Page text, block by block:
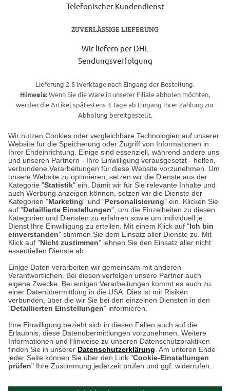
Wir nutzen Cookies oder vergleichbare Technologien auf unserer
Website für die Speicherung oder Zugriff von Informationen in
Ihrer Endeinrichtung. Einige sind essenziell, während andere uns
und unseren Partnern - Ihre Einwilligung vorausgesetzt - helfen,
verbundene Verarbeitungen für diese Website vorzunehmen. Um
unsere Website zu optimieren, setzen wir die Dienste aus der
Kategorie "Statistik" ein. Damit wir für Sie relevante Inhalte und
auch Werbung anzeigen können, setzen wir die Dienste der
Kategorien "Marketing" und "Personalisierung" ein. Klicken Sie
auf "Detaillierte Einstellungen", um die Einzelheiten zu diesen
Kategorien und Diensten zu erfahren sowie um individuell je
Dienst Ihre Einwilligung zu erteilen. Mit einem Klick auf "Ich bin
einverstanden" stimmen Sie dem Einsatz aller Dienste zu. Mit
Klick auf "Nicht zustimmen" lehnen Sie den Einsatz aller nicht
essentiellen Dienste ab.
Einige Daten verarbeiten wir gemeinsam mit anderen
Verantwortlichen. Bei diesen verfolgen unsere Partner auch
eigene Zwecke. Bei einigen Verarbeitungen kommt es auch zu
einer Datenübermittlung in die USA. Dies ist mit Risiken
verbunden, über die wir Sie bei den einzelnen Diensten in den
"Detaillierten Einstellungen" informieren.
Ihre Einwilligung bezieht sich in diesen Fällen auch auf die
Erlaubnis, diese Datenübermittlungen vorzunehmen. Weitere
Informationen und Hinweise zu unseren Datenschutzpraktiken
finden Sie in unserer Datenschutzerklärung . Am unteren Ende
jeder Seite können Sie über den Link "Cookie-Einstellungen
prüfen" Ihre Zustimmung jederzeit prüfen und ggf. widerrufen..
Telefonischer Kundendienst
ZUVERLÄSSIGE LIEFERUNG
Wir liefern per DHL
Sendungsverfolgung
Lieferung 2-5 Werktage nach Eingang der Bestellung.
Hinweis:Wenn Sie die Ware in unserer Filiale abholen möchten,
werden die Artikel spätestens 3 Tage ab Eingang Ihrer Zahlung zur
Abholung bereitgestellt.
Unser Geschäft in Meckenheim
Auf dem Steinbüchel 6
53340 Meckenheim
Montag bis Samstag 9:00 Uhr bis 18:00 Uhr
weitere Information
Hier finden Sie uns im Netz
Kontakt
Umwelt und Entsorgung
Zur Echtheit von Bewertungen
Hinweisgeber-Schutzgesetz
Barrierefreiheit unserer Website
am 09.08.2026 um 11:17
Cookie-Einstellungen in Ihrem Browser
ACHTUNG!
Ihr Browser speichert aktuell keine Cookies!
Leider können Sie in diesem Fall unseren Online-Shop